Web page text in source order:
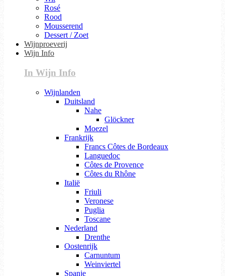
Rosé
Rood
Mousserend
Dessert / Zoet
Wijnproeverij
Wijn Info
In Wijn Info
Wijnlanden
Duitsland
Nahe
Glöckner
Moezel
Frankrijk
Francs Côtes de Bordeaux
Languedoc
Côtes de Provence
Côtes du Rhône
Italië
Friuli
Veronese
Puglia
Toscane
Nederland
Drenthe
Oostenrijk
Carnuntum
Weinviertel
Spanje